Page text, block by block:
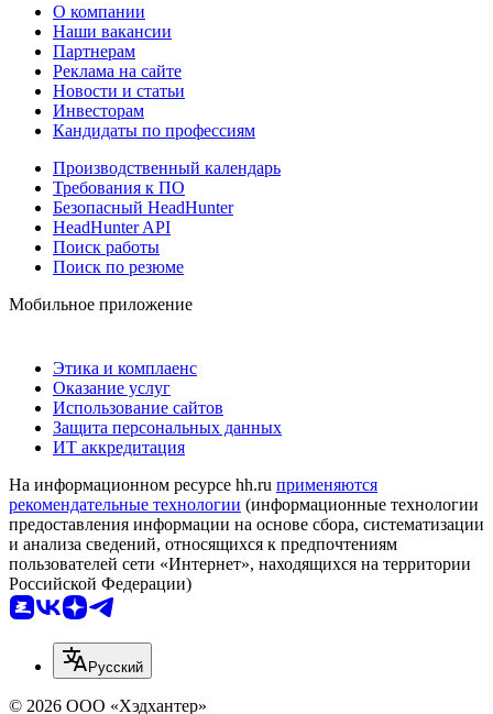
О компании
Наши вакансии
Партнерам
Реклама на сайте
Новости и статьи
Инвесторам
Кандидаты по профессиям
Производственный календарь
Требования к ПО
Безопасный HeadHunter
HeadHunter API
Поиск работы
Поиск по резюме
Мобильное приложение
Этика и комплаенс
Оказание услуг
Использование сайтов
Защита персональных данных
ИТ аккредитация
На информационном ресурсе hh.ru применяются
рекомендательные технологии (информационные технологии
предоставления информации на основе сбора, систематизации
и анализа сведений, относящихся к предпочтениям
пользователей сети «Интернет», находящихся на территории
Российской Федерации)
Русский
© 2026 ООО «Хэдхантер»